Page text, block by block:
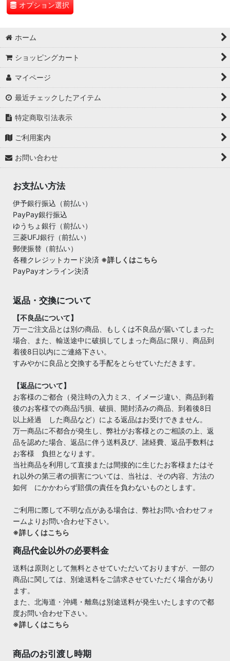
オプション選択
ホーム
ショッピングカート
マイページ
最近チェックしたアイテム
特定商取引法表示
ご利用案内
お問い合わせ
お支払い方法
伊予銀行振込（前払い）
PayPay銀行振込
ゆうちょ銀行（前払い）
三菱UFJ銀行（前払い）
郵便振替（前払い）
各種クレジットカード決済 ※詳しくはこちら
PayPayオンライン決済
返品・交換について
【不良品について】
万一ご注文品とは別の商品、もしくは不良品が届いてしまった
場合、また、輸送途中に破損してしまった商品に限り、商品到
着後8日以内にご連絡下さい。
すみやかに良品と交換する手配をとらせていただきます。
【返品について】
お客様のご都合（発注時の入力ミス、イメージ違い、商品到着
後のお客様での商品汚損、破損、開封済みの商品、到着後8日
以上経過 した商品など）による返品はお受けできません。
万一商品に不都合が発生し、弊社がお客様とのご相談の上、返
品を認めた場合、返品に伴う送料及び、諸経費、返品手数料は
お客様 負担となります。
当社商品を利用して直接または間接的に生じたお客様またはそ
れ以外の第三者の損害については、当社は、その内容、方法の
如何 にかかわらず賠償の責任を負わないものとします。
ご利用に際して不明な点がある場合は、弊社お問い合わせフォ
ームよりお問い合わせ下さい。
※詳しくはこちら
商品代金以外の必要料金
送料は原則として無料とさせていただいておりますが、一部の
商品に関しては、別途送料をご請求させていただく場合があり
ます。
また、北海道・沖縄・離島は別途送料が発生いたしますので都
度お問い合わせ下さい。
※詳しくはこちら
商品のお引渡し時期